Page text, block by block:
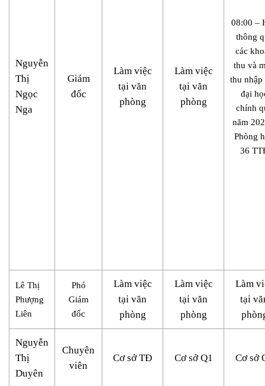
Nguyễn
Thị
Ngọc
Nga
Giám
đốc
Làm việc
tại văn
phòng
Làm việc
tại văn
phòng
08:00 –
thông
các
thu và
thu nhập
đại
chính
năm
Phòng
36
Lê Thị
Phượng
Liên
Phó
Giám
đốc
Làm việc
tại văn
phòng
Làm việc
tại văn
phòng
Làm
tại
Nguyễn
Thị
Duyên
Chuyên
viên
Cơ sở TĐ Cơ sở Q1 Cơ sở